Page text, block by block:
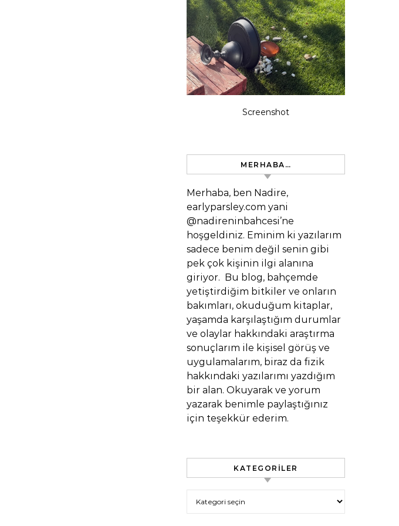
Screenshot
MERHABA…
Merhaba, ben Nadire,
earlyparsley.com yani
@nadireninbahcesi’ne
hoşgeldiniz. Eminim ki yazılarım
sadece benim değil senin gibi
pek çok kişinin ilgi alanına
giriyor. Bu blog, bahçemde
yetiştirdiğim bitkiler ve onların
bakımları, okuduğum kitaplar,
yaşamda karşılaştığım durumlar
ve olaylar hakkındaki araştırma
sonuçlarım ile kişisel görüş ve
uygulamalarım, biraz da fizik
hakkındaki yazılarımı yazdığım
bir alan. Okuyarak ve yorum
yazarak benimle paylaştığınız
için teşekkür ederim.
KATEGORILER